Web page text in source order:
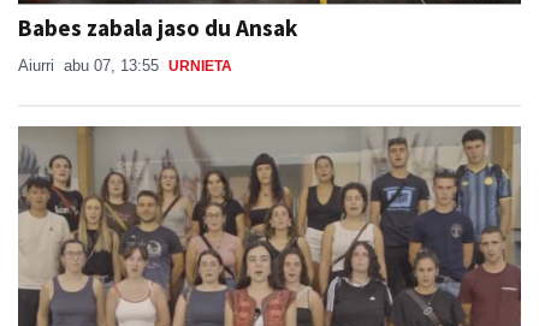
Babes zabala jaso du Ansak
Aiurri abu 07, 13:55 URNIETA